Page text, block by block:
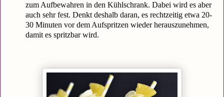
zum Aufbewahren in den Kühlschrank. Dabei wird es aber
auch sehr fest. Denkt deshalb daran, es rechtzeitig etwa 20-
30 Minuten vor dem Aufspritzen wieder herauszunehmen,
damit es spritzbar wird.